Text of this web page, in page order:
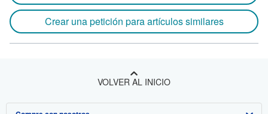
Crear una petición para artículos similares
VOLVER AL INICIO